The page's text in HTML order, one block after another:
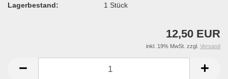
Lagerbestand: 1 Stück
12,50 EUR
inkl. 19% MwSt. zzgl. Versand